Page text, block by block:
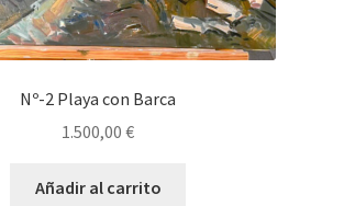
Nº-2 Playa con Barca
1.500,00 €
Añadir al carrito